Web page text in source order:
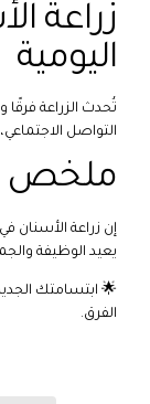
زراعة
اليومية
تُحدث الزراعة
التواصل
ملخص
إن زراعة الأسنان
يعيد الوظيفة
🌟 ابتسامتك
الفرق.